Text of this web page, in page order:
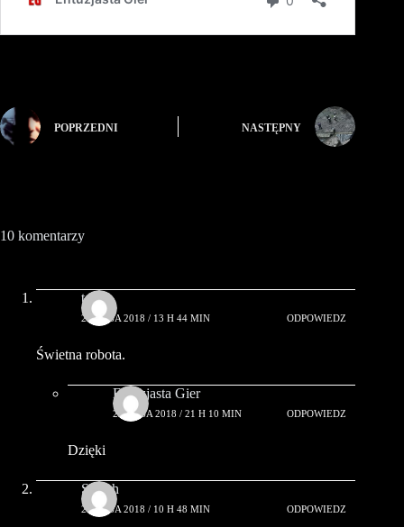
POPRZEDNI NASTĘPNY
10 komentarzy
testo
23 MAJA 2018 / 13 H 44 MIN ODPOWIEDZ
Świetna robota.
Entuzjasta Gier
23 MAJA 2018 / 21 H 10 MIN ODPOWIEDZ
Dzięki
Smash
24 MAJA 2018 / 10 H 48 MIN ODPOWIEDZ